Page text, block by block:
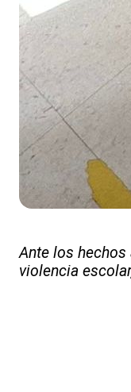
Ante los
violencia